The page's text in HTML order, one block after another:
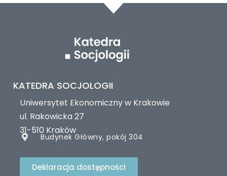
KATEDRA SOCJOLOGII
Uniwersytet Ekonomiczny w Krakowie
ul. Rakowicka 27
31-510 Kraków
Budynek Główny, pokój 304
Deklaracja dostępności